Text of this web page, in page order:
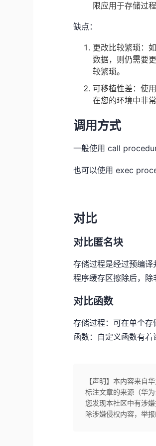
限应用于存储过程
缺点：
更改比较繁琐：
数据，则仍需要
较繁琐。
可移植性差：使
在您的环境中非
调用方式
一般使用 call
也可以使用 exec
对比
对比匿名块
存储过程是经过预编
程序缓存区擦除后，
对比函数
存储过程：可在单个存
函数：自定义函数有着
【声明】本内容来自
标注文章的来源（华
您发现本社区中有涉
除涉嫌侵权内容，举